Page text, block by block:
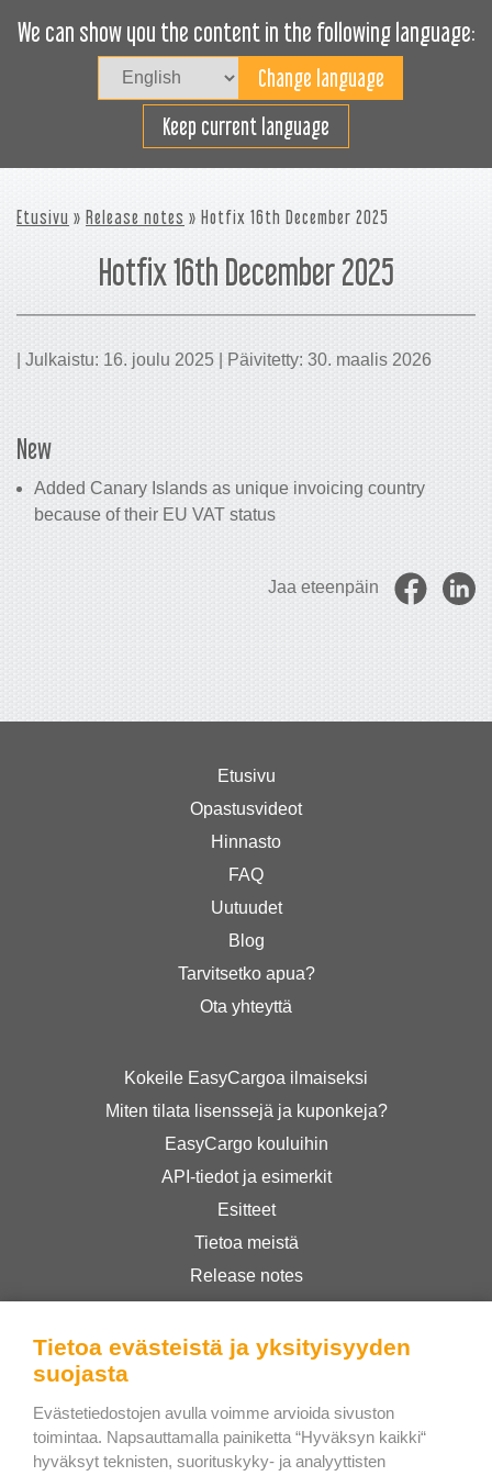
We can show you the content in the following language:
Keep current language
Lastaa tehokkaasti
Etusivu » Release notes » Hotfix 16th December 2025
Hotfix 16th December 2025
| Julkaistu: 16. joulu 2025 | Päivitetty: 30. maalis 2026
New
Added Canary Islands as unique invoicing country
because of their EU VAT status
Jaa eteenpäin
Etusivu
Opastusvideot
Hinnasto
FAQ
Uutuudet
Blog
Tarvitsetko apua?
Ota yhteyttä
Kokeile EasyCargoa ilmaiseksi
Miten tilata lisenssejä ja kuponkeja?
EasyCargo kouluihin
API-tiedot ja esimerkit
Esitteet
Tietoa meistä
Release notes
Käyttöehdot
Bee Interactive s.r.o.
Tietoa evästeistä ja yksityisyyden
suojasta
Evästetiedostojen avulla voimme arvioida sivuston
toimintaa. Napsauttamalla painiketta “Hyväksyn kaikki“
hyväksyt teknisten, suorituskyky- ja analyyttisten